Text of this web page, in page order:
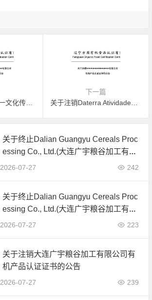
关于注销深圳市甲一文化传播有限公司有机产品认证证书的公告
下一篇
关于终止Dalian Guangyu Cereals Proc
essing Co., Ltd.(大连广宇粮谷加工有限
公司)JAS有机产品认证证书的公告
2026-07-27 242
关于终止Dalian Guangyu Cereals Proc
essing Co., Ltd.(大连广宇粮谷加工有限
公司)JAS有机产品认证证书的公告
2026-07-27 223
关于注销大连广宇粮谷加工有限公司有
机产品认证证书的公告
2026-07-27 239